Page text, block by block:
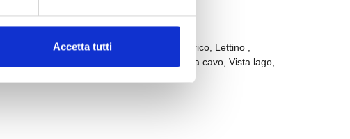
Accetta tutti